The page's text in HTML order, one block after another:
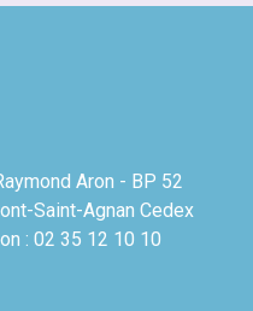
Aron - BP 52
Saint-Agnan Cedex
: 02 35 12 10 10